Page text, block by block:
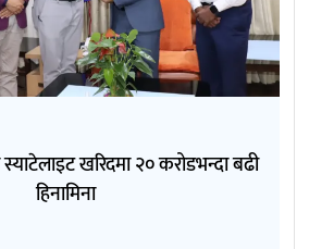
खरिदमा २० करोडभन्दा बढी
हिनामिना